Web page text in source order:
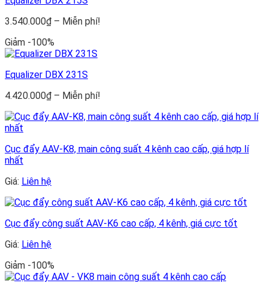
3.540.000₫ – Miễn phí!
Giảm -100%
Equalizer DBX 231S
4.420.000₫ – Miễn phí!
từ
Miễn
Cục đẩy AAV-K8, main công suất 4 kênh cao cấp, giá hợp lí
nhất
Giá: Liên hệ
Cục đẩy công suất AAV-K6 cao cấp, 4 kênh, giá cực tốt
Giá: Liên hệ
Giảm -100%